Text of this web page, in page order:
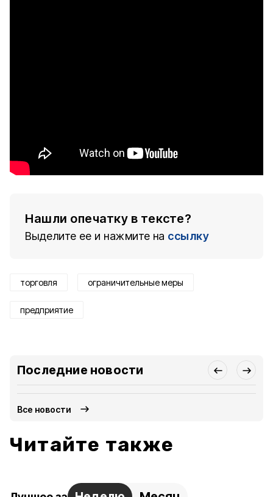
Нашли опечатку в тексте?
Выделите ее и нажмите на ссылку
торговля ограничительные меры
предприятие
Последние новости
Все новости
Читайте также